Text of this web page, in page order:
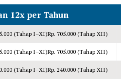
12x per Tahun
(Tahap I–XI)Rp. 705.000 (Tahap XII)
(Tahap I–XI)Rp. 705.000 (Tahap XII)
(Tahap I–XI)Rp. 240.000 (Tahap XII)